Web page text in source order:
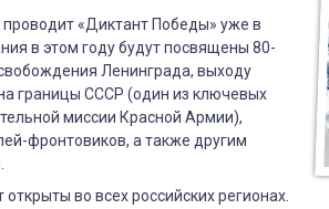
проводит «Диктант Победы» уже в
в этом году будут посвящены 80-
Ленинграда, выходу
границы СССР (один из ключевых
миссии Красной Армии),
фронтовиков, а также другим
во всех российских регионах.